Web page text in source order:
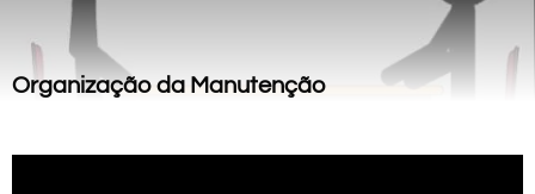
Organização da Manutenção